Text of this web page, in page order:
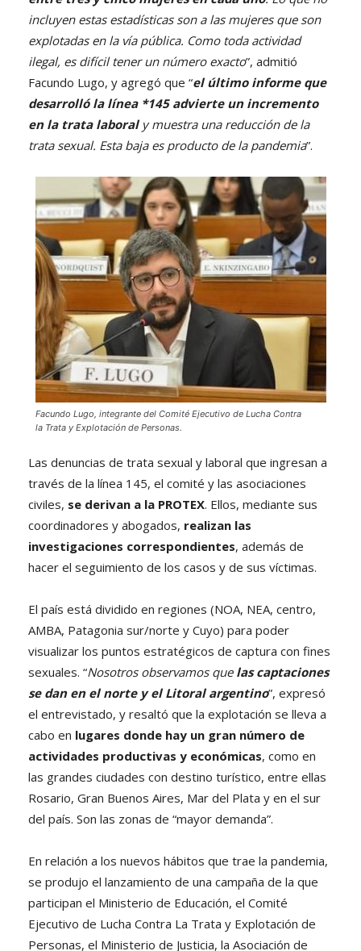
incluyen estas estadísticas son a las mujeres que son
explotadas en la vía pública. Como toda actividad
ilegal, es difícil tener un número exacto”, admitió
Facundo Lugo, y agregó que “el último informe que
desarrolló la línea *145 advierte un incremento
en la trata laboraly muestra una reducción de la
trata sexual. Esta baja es producto de la pandemia”.
Facundo Lugo, integrante del Comité Ejecutivo de Lucha Contra
la Trata y Explotación de Personas.
Las denuncias de trata sexual y laboral que ingresan a
través de la línea 145, el comité y las asociaciones
civiles, se derivan a la PROTEX. Ellos, mediante sus
coordinadores y abogados, realizan las
investigaciones correspondientes, además de
hacer el seguimiento de los casos y de sus víctimas.
El país está dividido en regiones (NOA, NEA, centro,
AMBA, Patagonia sur/norte y Cuyo) para poder
visualizar los puntos estratégicos de captura con fines
sexuales. “Nosotros observamos que las captaciones
se dan en el norte y el Litoral argentino”, expresó
el entrevistado, y resaltó que la explotación se lleva a
cabo en lugares donde hay un gran número de
actividades productivas y económicas, como en
las grandes ciudades con destino turístico, entre ellas
Rosario, Gran Buenos Aires, Mar del Plata y en el sur
del país. Son las zonas de “mayor demanda”.
En relación a los nuevos hábitos que trae la pandemia,
se produjo el lanzamiento de una campaña de la que
participan el Ministerio de Educación, el Comité
Ejecutivo de Lucha Contra La Trata y Explotación de
Personas, el Ministerio de Justicia, la Asociación de